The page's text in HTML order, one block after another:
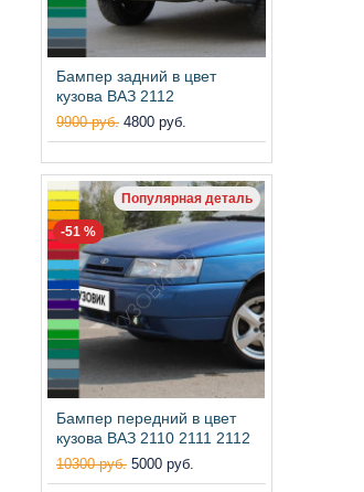
Бампер задний в цвет
кузова ВАЗ 2112
9900 руб. 4800 руб.
Популярная деталь
-51 %
Бампер передний в цвет
кузова ВАЗ 2110 2111 2112
10300 руб. 5000 руб.